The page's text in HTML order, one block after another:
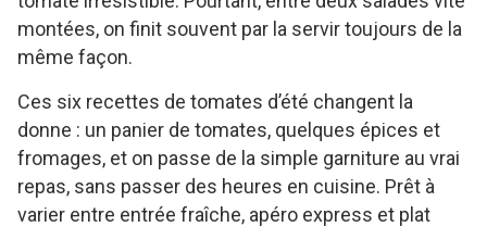
montées, on finit souvent par la servir toujours de la
même façon.
Ces six recettes de tomates d’été changent la
donne : un panier de tomates, quelques épices et
fromages, et on passe de la simple garniture au vrai
repas, sans passer des heures en cuisine. Prêt à
varier entre entrée fraîche, apéro express et plat